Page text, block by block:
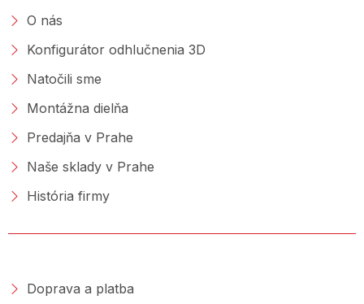
O nás
Konfigurátor odhlučnenia 3D
Natočili sme
Montážna dielňa
Predajňa v Prahe
Naše sklady v Prahe
História firmy
Doprava a platba